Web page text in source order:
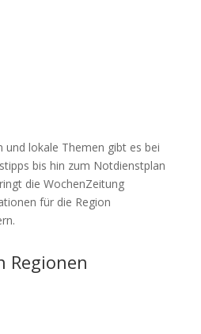
und lokale Themen gibt es bei
bis hin zum Notdienstplan
die WochenZeitung
für die Region
Regionen